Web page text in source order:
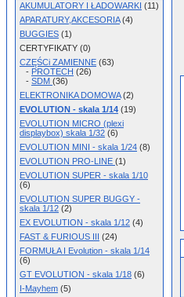
AKUMULATORY I ŁADOWARKI (11)
APARATURY,AKCESORIA(4)
BUGGIES (1)
CERTYFIKATY (0)
CZĘŚCi ZAMIENNE (63)
- PROTECH (26)
- SDM (36)
ELEKTRONIKA DOMOWA(2)
EVOLUTION - skala 1/14 (19)
EVOLUTION MICRO (plexi
displaybox) skala 1/32 (6)
EVOLUTION MINI - skala 1/24 (8)
EVOLUTION PRO-LINE (1)
EVOLUTION SUPER - skala 1/10
(6)
EVOLUTION SUPER BUGGY -
skala 1/12 (2)
EX EVOLUTION - skala 1/12 (4)
FAST & FURIOUS III (24)
FORMUŁA I Evolution - skala 1/14
(6)
GT EVOLUTION - skala 1/18 (6)
I-Mayhem (5)